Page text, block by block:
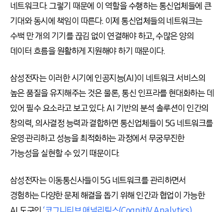
네트워크다. 그렇기 때문에 이 역할을 수행하는 통신업체들에 큰
기대와 동시에 책임이 따른다. 이제 통신업체들의 네트워크는
수백 만 개의 기기를 끊김 없이 연결해야 하고, 수많은 양의
데이터 흐름을 원활하게 지원해야 하기 때문이다.
삼성전자는 이러한 시기에 인공지능(AI)이 네트워크 서비스의
높은 품질을 유지해주는 것은 물론, 통신 인프라를 현대화하는 데
있어 필수 요소라고 보고 있다. AI 기반의 분석 솔루션이 인간의
창의력, 의사결정 능력과 결합하면 통신업체들이 5G 네트워크를
운영·관리하고 성능을 최적화하는 과정에서 무궁무진한
가능성을 실현할 수 있기 때문이다.
삼성전자는 이동통신사들이 5G 네트워크를 관리하면서
경험하는 다양한 문제 해결을 돕기 위해 인간과 협업이 가능한